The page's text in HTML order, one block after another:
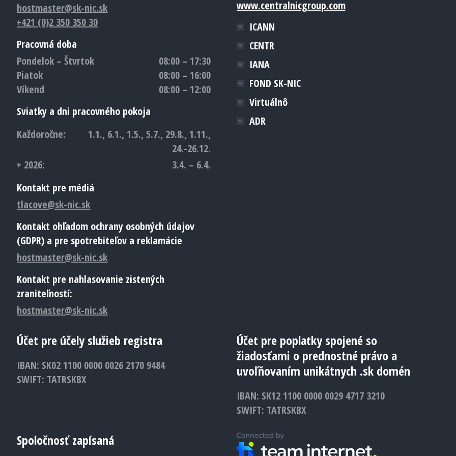
hostmaster@sk-nic.sk
+421 (0)2 350 350 30
Pracovná doba
Pondelok – Štvrtok
08:00 – 17:30
Piatok
08:00 – 16:00
Víkend
08:00 – 12:00
Sviatky a dni pracovného pokoja
Každoročne:
1.1., 6.1., 1.5., 5.7., 29.8., 1.11.,
24.-26.12.
+ 2026:
3.4. – 6.4.
Kontakt pre médiá
tlacove@sk-nic.sk
Kontakt ohľadom ochrany osobných údajov
(GDPR) a pre spotrebiteľov a reklamácie
hostmaster@sk-nic.sk
Kontakt pre nahlasovanie zistených
zraniteľností:
hostmaster@sk-nic.sk
www.centralnicgroup.com
ICANN
CENTR
IANA
FOND SK-NIC
Virtuálnô
ADR
Účet pre účely služieb registra
IBAN: SK02 1100 0000 0026 2170 9484
SWIFT: TATRSKBX
Účet pre poplatky spojené so
žiadosťami o prednostné právo a
uvoľňovaním unikátnych .sk domén
IBAN: SK12 1100 0000 0029 4717 3210
SWIFT: TATRSKBX
Spoločnosť zapísaná